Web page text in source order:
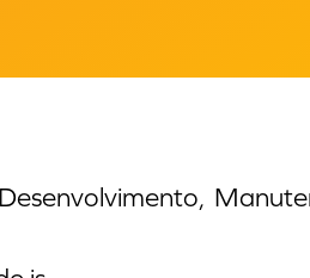
Desenvolvimento,